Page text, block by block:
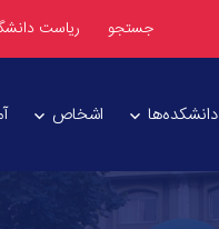
جستجو ریاست
دانشکده‌ها اشخاص